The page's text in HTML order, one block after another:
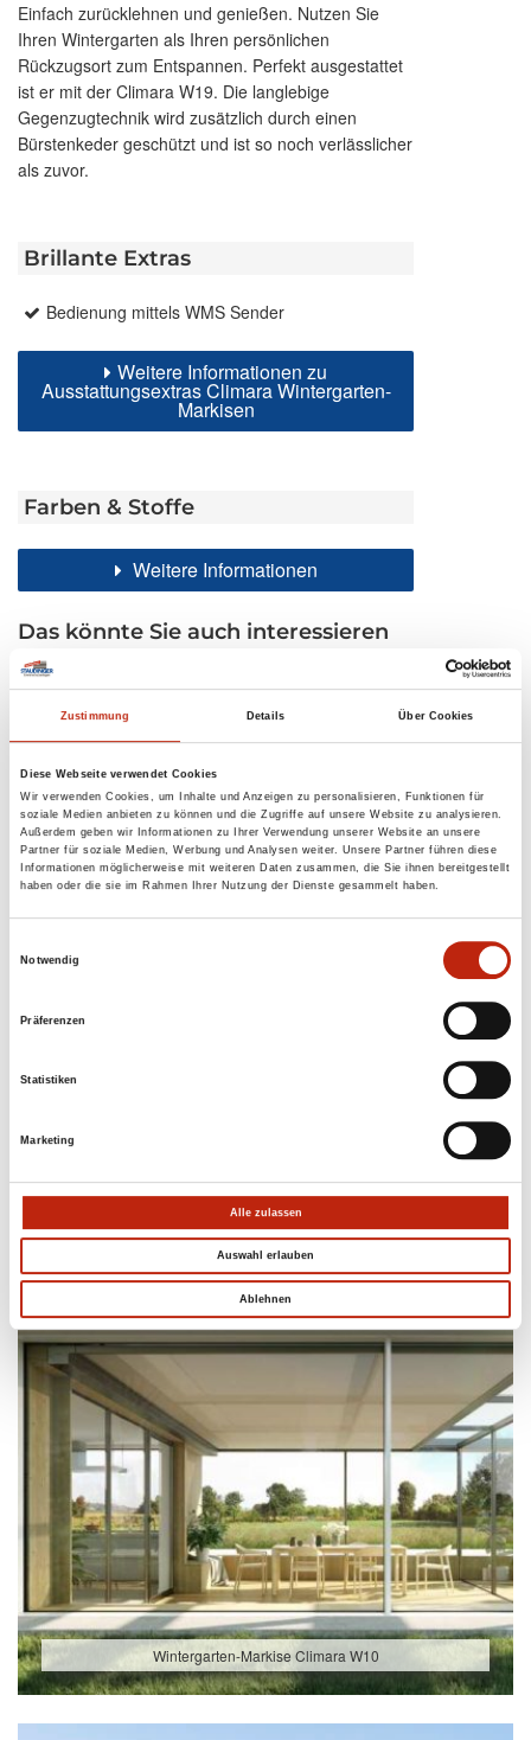
Zustimmung Details Über Cookies
Diese Webseite verwendet Cookies
Wir verwenden Cookies, um Inhalte und Anzeigen zu personalisieren, Funktionen für
soziale Medien anbieten zu können und die Zugriffe auf unsere Website zu analysieren.
Außerdem geben wir Informationen zu Ihrer Verwendung unserer Website an unsere
Partner für soziale Medien, Werbung und Analysen weiter. Unsere Partner führen diese
Informationen möglicherweise mit weiteren Daten zusammen, die Sie ihnen bereitgestellt
haben oder die sie im Rahmen Ihrer Nutzung der Dienste gesammelt haben.
Notwendig
Präferenzen
Statistiken
Marketing
Alle zulassen
Auswahl erlauben
Ablehnen
Einfach zurücklehnen und genießen. Nutzen Sie
Ihren Wintergarten als Ihren persönlichen
Rückzugsort zum Entspannen. Perfekt ausgestattet
ist er mit der Climara W19. Die langlebige
Gegenzugtechnik wird zusätzlich durch einen
Bürstenkeder geschützt und ist so noch verlässlicher
als zuvor.
Brillante Extras
Bedienung mittels WMS Sender
Weitere Informationen zu
Ausstattungsextras Climara Wintergarten-
Markisen
Farben & Stoffe
Weitere Informationen
Das könnte Sie auch interessieren
Wintergarten-Markise Climara W10